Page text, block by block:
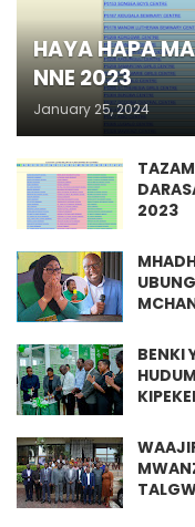
HAYA HAPA
NNE 2023
January 25, 2024
2023
BENKI